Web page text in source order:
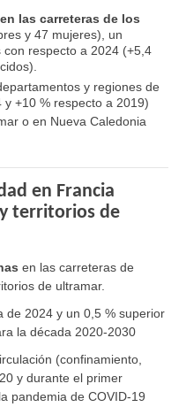
en las carreteras de los
y 47 mujeres), un
respecto a 2024 (+5,4
y regiones de
+10 % respecto a 2019)
o en Nueva Caledonia
en Francia
territorios de
en las carreteras de
de ultramar.
de 2024 y un 0,5 % superior
la década 2020-2030
(confinamiento,
y durante el primer
pandemia de COVID-19